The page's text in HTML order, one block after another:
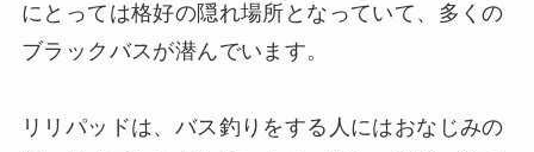
にとっては格好の隠れ場所となっていて、多くの
ブラックバスが潜んでいます。
リリパッドは、バス釣りをする人にはおなじみの